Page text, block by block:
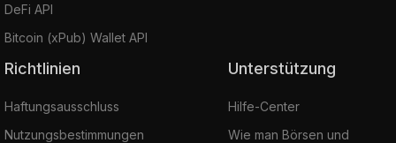
DeFi API
Bitcoin (xPub) Wallet API
Richtlinien
Haftungsausschluss
Nutzungsbestimmungen
Unterstützung
Hilfe-Center
Wie man Börsen und